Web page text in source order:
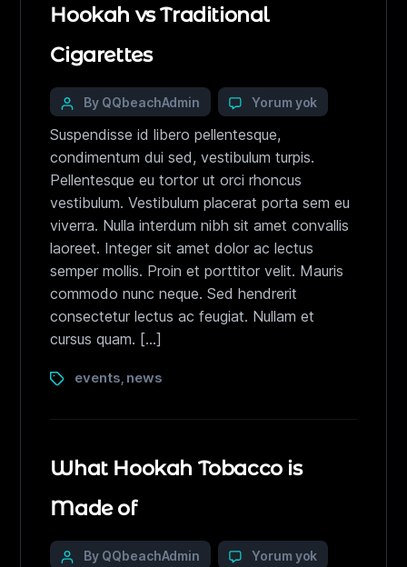
Hookah vs Traditional
Cigarettes
By QQbeachAdmin Yorum yok
Suspendisse id libero pellentesque,
condimentum dui sed, vestibulum turpis.
Pellentesque eu tortor ut orci rhoncus
vestibulum. Vestibulum placerat porta sem eu
viverra. Nulla interdum nibh sit amet convallis
laoreet. Integer sit amet dolor ac lectus
semper mollis. Proin et porttitor velit. Mauris
commodo nunc neque. Sed hendrerit
consectetur lectus ac feugiat. Nullam et
cursus quam. […]
events news
What Hookah Tobacco is
Made of
By QQbeachAdmin Yorum yok